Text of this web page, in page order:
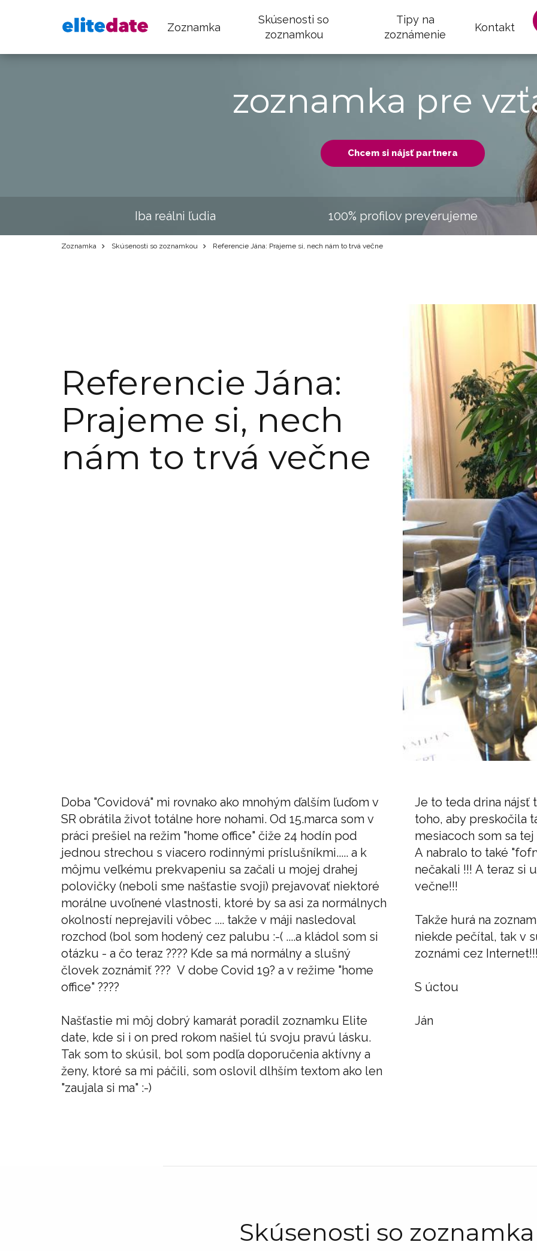
Zoznamka
Skúsenosti so
zoznamkou
Tipy na
zoznámenie
Kontakt
zoznamka pre
Chcem si nájsť partnera
Iba reálni ľudia 100% profilov preverujeme
Zoznamka Skúsenosti so zoznamkou Referencie Jána: Prajeme si, nech nám to trvá večne
Referencie Jána:
Prajeme si, nech
nám to trvá večne
Doba "Covidová" mi rovnako ako mnohým ďalším ľuďom v
SR obrátila život totálne hore nohami. Od 15.marca som v
práci prešiel na režim "home office" čiže 24 hodín pod
jednou strechou s viacero rodinnými príslušníkmi..... a k
môjmu veľkému prekvapeniu sa začali u mojej drahej
polovičky (neboli sme našťastie svoji) prejavovať niektoré
morálne uvoľnené vlastnosti, ktoré by sa asi za normálnych
okolností neprejavili vôbec .... takže v máji nasledoval
rozchod (bol som hodený cez palubu :-( ....a kládol som si
otázku - a čo teraz ???? Kde sa má normálny a slušný
človek zoznámiť ??? V dobe Covid 19? a v režime "home
office" ????
Našťastie mi môj dobrý kamarát poradil zoznamku Elite
date, kde si i on pred rokom našiel tú svoju pravú lásku.
Tak som to skúsil, bol som podľa doporučenia aktívny a
ženy, ktoré sa mi páčili, som oslovil dlhším textom ako len
"zaujala si ma" :-)
Je to teda drina nájsť
toho, aby preskočila
mesiacoch som sa
A nabralo to také
nečakali !!! A teraz si
večne!!!
Takže hurá na
niekde pečítal, tak v
zoznámi cez
S úctou
Ján
Skúsenosti so